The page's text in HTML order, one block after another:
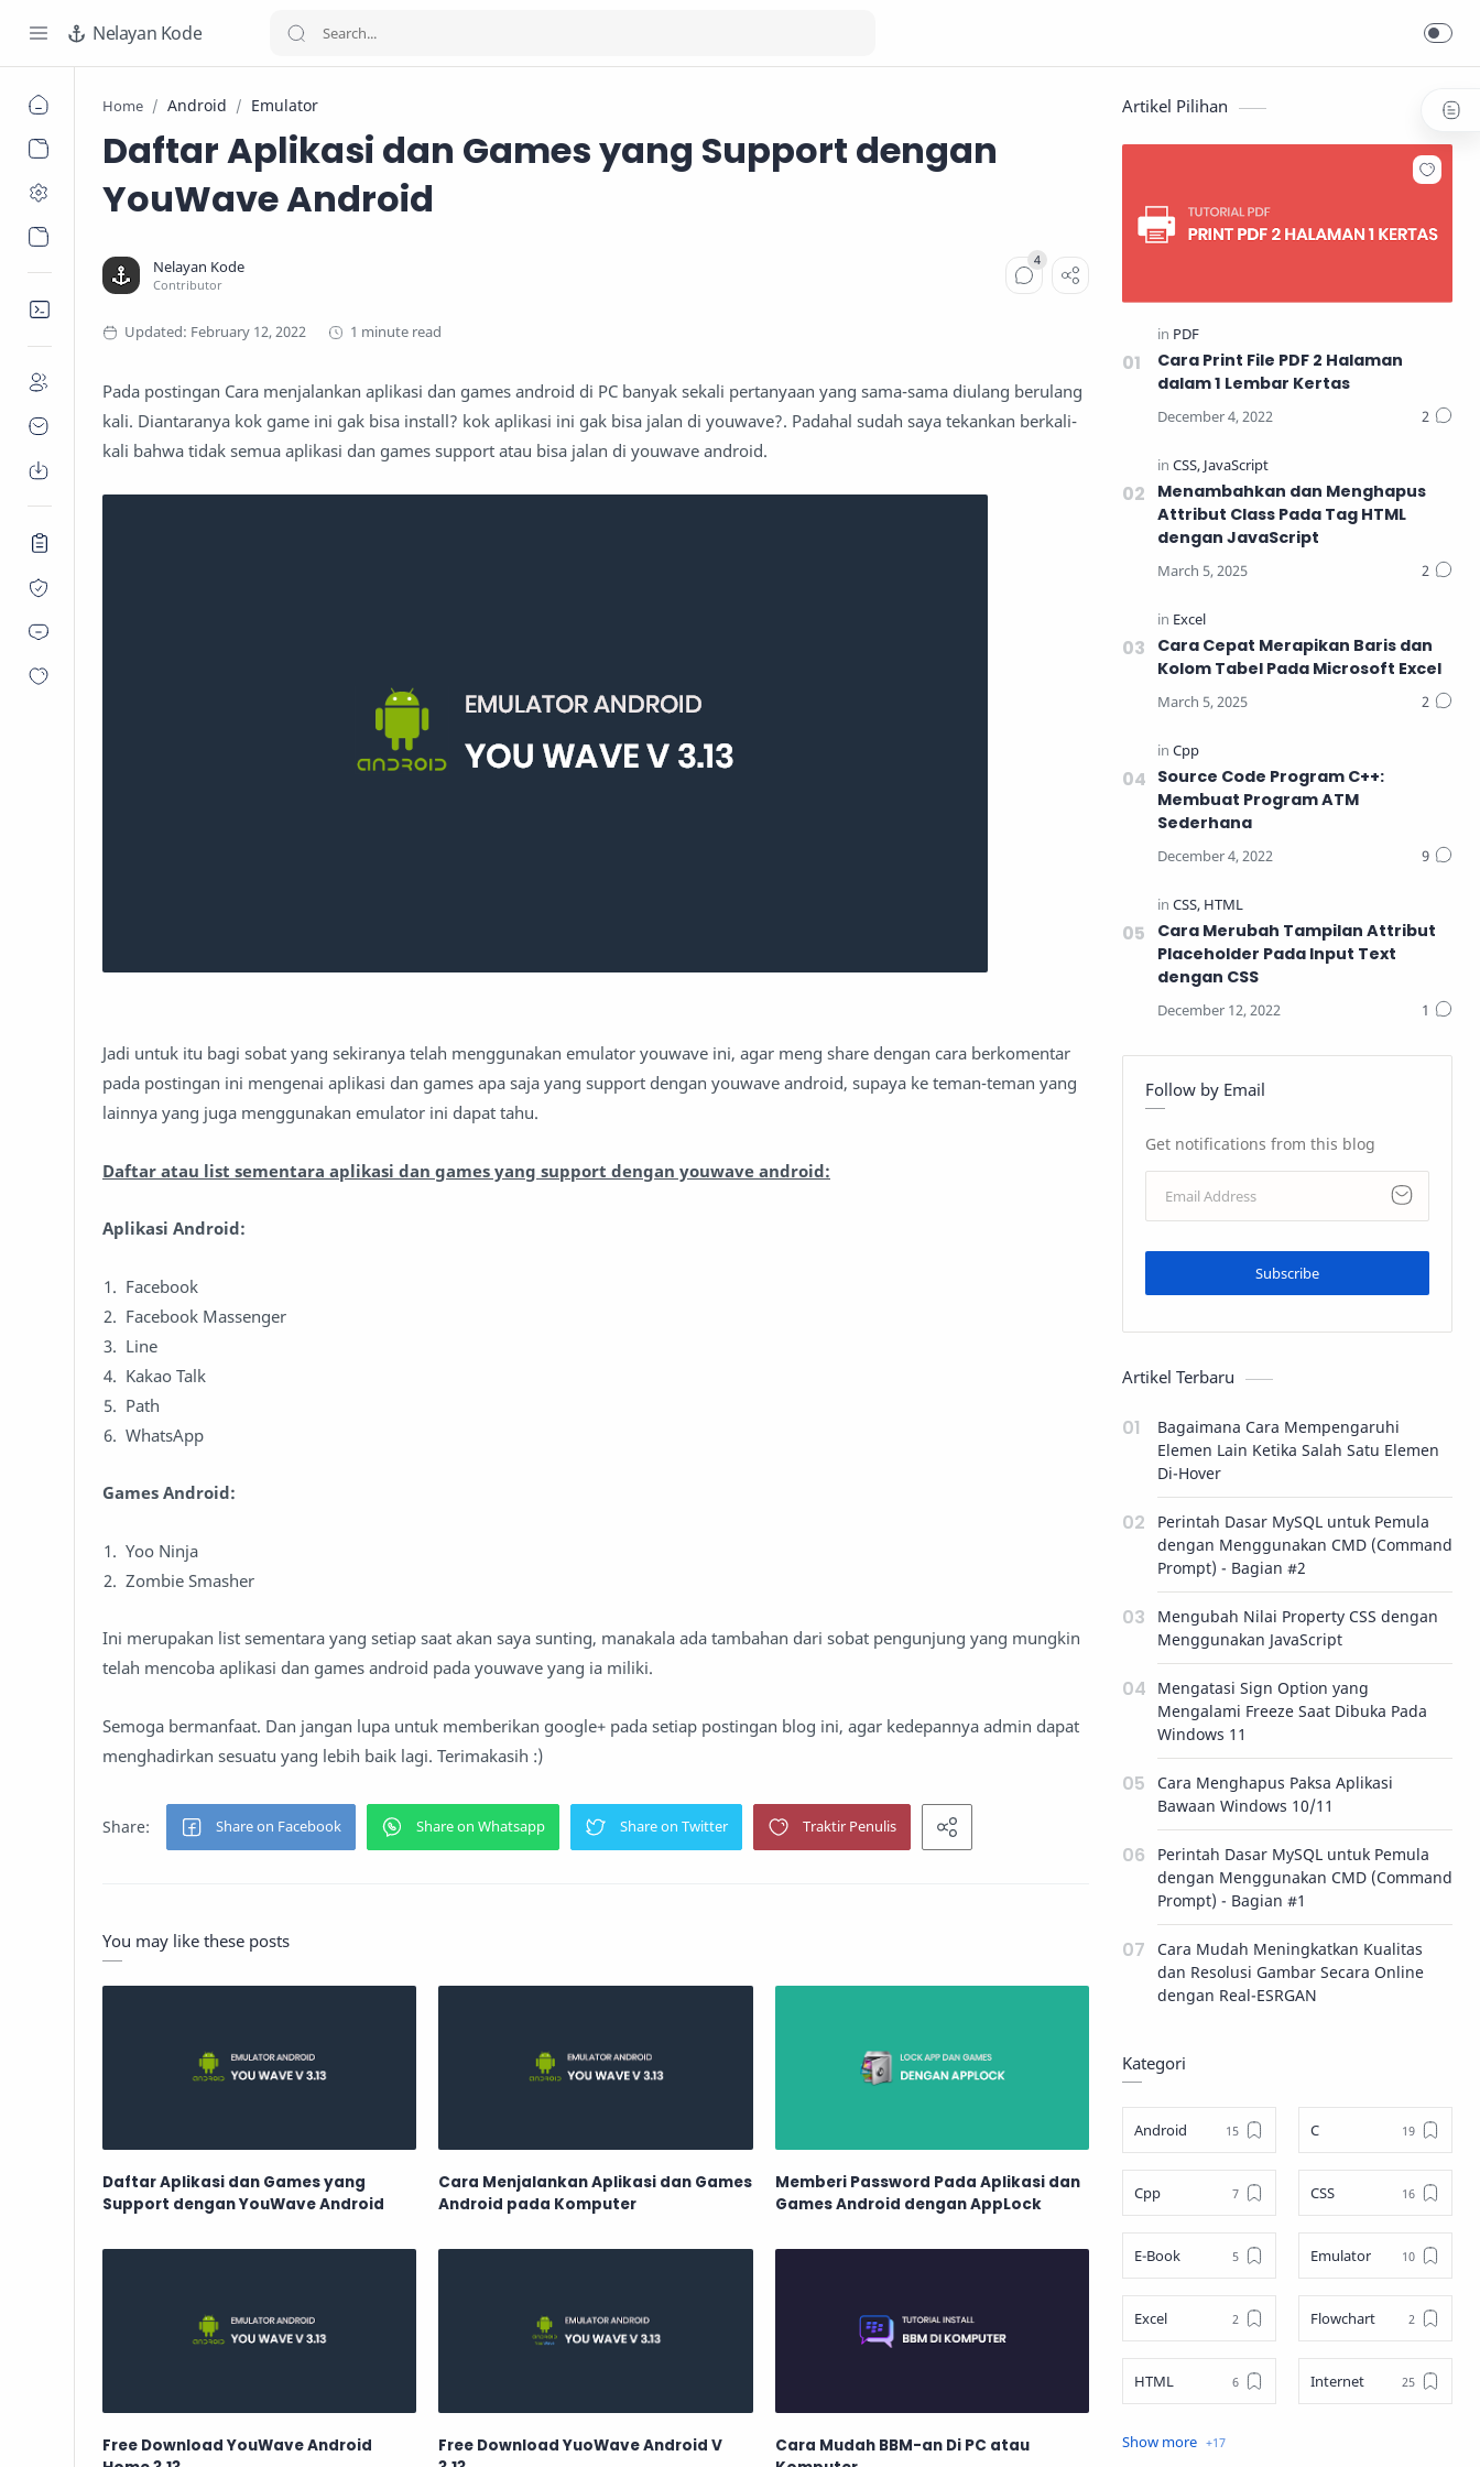
Nelayan Kode
Home Android Emulator
Daftar Aplikasi dan Games yang Support dengan
YouWave Android
1 minute read
Pada postingan Cara menjalankan aplikasi dan games android di PC banyak sekali pertanyaan yang sama-sama diulang berulang
kali. Diantaranya kok game ini gak bisa install? kok aplikasi ini gak bisa jalan di youwave?. Padahal sudah saya tekankan berkali-
kali bahwa tidak semua aplikasi dan games support atau bisa jalan di youwave android.
Jadi untuk itu bagi sobat yang sekiranya telah menggunakan emulator youwave ini, agar meng share dengan cara berkomentar
pada postingan ini mengenai aplikasi dan games apa saja yang support dengan youwave android, supaya ke teman-teman yang
lainnya yang juga menggunakan emulator ini dapat tahu.
Daftar atau list sementara aplikasi dan games yang support dengan youwave android:
Aplikasi Android:
Facebook
Facebook Massenger
Line
Kakao Talk
Path
WhatsApp
Games Android:
Yoo Ninja
Zombie Smasher
Ini merupakan list sementara yang setiap saat akan saya sunting, manakala ada tambahan dari sobat pengunjung yang mungkin
telah mencoba aplikasi dan games android pada youwave yang ia miliki.
Semoga bermanfaat. Dan jangan lupa untuk memberikan google+ pada setiap postingan blog ini, agar kedepannya admin dapat
menghadirkan sesuatu yang lebih baik lagi. Terimakasih :)
You may like these posts
Daftar Aplikasi dan Games yang
Support dengan YouWave Android
Cara Menjalankan Aplikasi dan Games
Android pada Komputer
Memberi Password Pada Aplikasi dan
Games Android dengan AppLock
Free Download YouWave Android
Free Download YuoWave Android V
Cara Mudah BBM-an Di PC atau
Artikel Pilihan
Cara Print File PDF 2 Halaman
dalam 1 Lembar Kertas
Menambahkan dan Menghapus
Attribut Class Pada Tag HTML
dengan JavaScript
Cara Cepat Merapikan Baris dan
Kolom Tabel Pada Microsoft Excel
Source Code Program C++:
Membuat Program ATM
Sederhana
Cara Merubah Tampilan Attribut
Placeholder Pada Input Text
dengan CSS
Follow by Email
Get notifications from this blog
Subscribe
Artikel Terbaru
Bagaimana Cara Mempengaruhi
Elemen Lain Ketika Salah Satu Elemen
Di-Hover
Perintah Dasar MySQL untuk Pemula
dengan Menggunakan CMD (Command
Prompt) - Bagian #2
Mengubah Nilai Property CSS dengan
Menggunakan JavaScript
Mengatasi Sign Option yang
Mengalami Freeze Saat Dibuka Pada
Windows 11
Cara Menghapus Paksa Aplikasi
Bawaan Windows 10/11
Perintah Dasar MySQL untuk Pemula
dengan Menggunakan CMD (Command
Prompt) - Bagian #1
Cara Mudah Meningkatkan Kualitas
dan Resolusi Gambar Secara Online
dengan Real-ESRGAN
Kategori
Android C
Cpp CSS
E-Book Emulator
Excel Flowchart
HTML Internet
Java